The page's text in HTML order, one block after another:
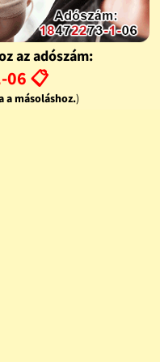
az adószám:
06 📋
a másoláshoz.)